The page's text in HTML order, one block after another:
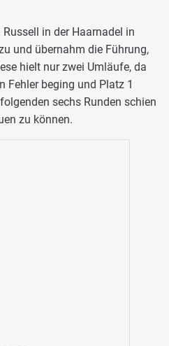
in der Haarnadel in
und übernahm die Führung,
hielt nur zwei Umläufe, da
Fehler beging und Platz 1
sechs Runden schien
zu können.